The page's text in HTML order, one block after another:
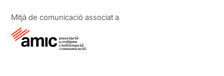
Mitjà de comunicació associat a